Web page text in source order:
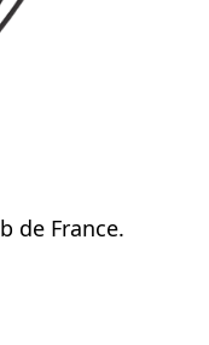
de France.